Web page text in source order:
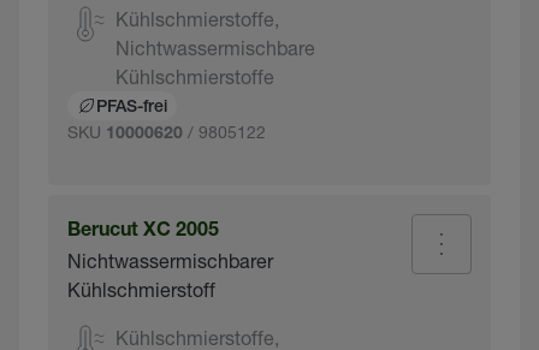
Kühlschmierstoffe,
Nichtwassermischbare
Kühlschmierstoffe
PFAS-frei
SKU 10000620 / 9805122
Berucut XC 2005
Nichtwassermischbarer
Kühlschmierstoff
Kühlschmierstoffe,